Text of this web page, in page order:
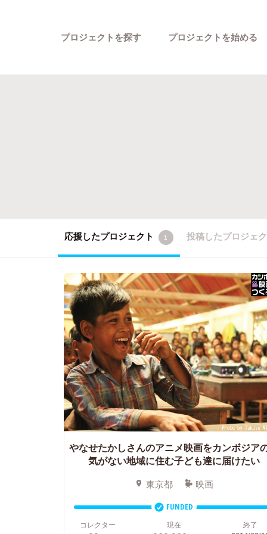
プロジェクトを探す プロジェクトを始める
応援したプロジェクト 1 投稿したプロジェ
やなせたかしさんのアニメ映画をカンボジア
気がない地域に住む子ども達に届けたい
東京都 映画
FUNDED
コレクター
現在 終了